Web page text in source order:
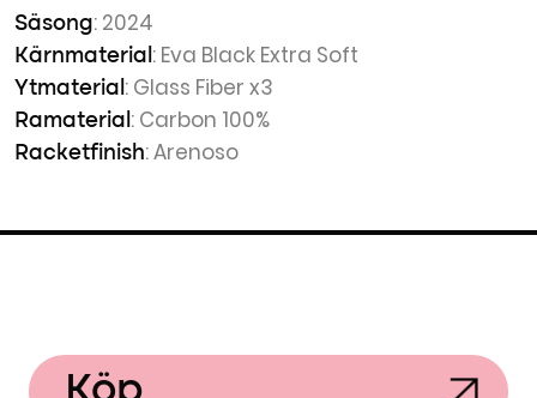
Säsong: 2024
Kärnmaterial : Eva Black Extra Soft
Ytmaterial : Glass Fiber x3
Ramaterial : Carbon 100%
Racketfinish: Arenoso